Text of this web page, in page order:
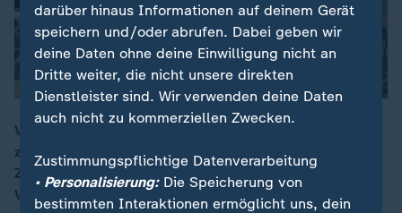
00:16
Vor knapp einem Jahr wurde Donald Trump zum
zweiten Mal vereidigt – und versprach ein „goldenes
Zeitalter für die USA“. Wie hat sich seitdem das
Verhältnis zwischen den USA und Europa verändert?
darüber hinaus Informationen auf deinem Gerät
speichern und/oder abrufen. Dabei geben wir
deine Daten ohne deine Einwilligung nicht an
Dritte weiter, die nicht unsere direkten
Dienstleister sind. Wir verwenden deine Daten
auch nicht zu kommerziellen Zwecken.
Zustimmungspflichtige Datenverarbeitung
• Personalisierung:Die Speicherung von
bestimmten Interaktionen ermöglicht uns, dein